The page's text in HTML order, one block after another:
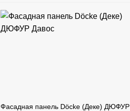
Фасадная панель Döcke (Деке) ДЮФУР